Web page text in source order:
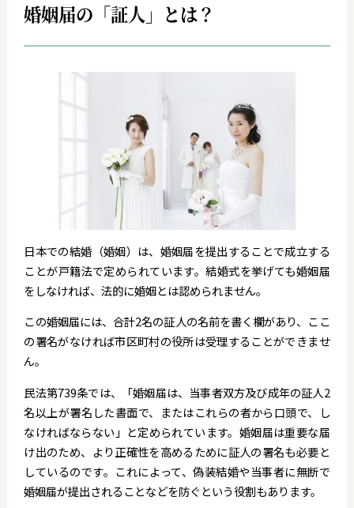
婚姻届の「証人」とは？
日本での結婚（婚姻）は、婚姻届を提出することで成立する
ことが戸籍法で定められています。結婚式を挙げても婚姻届
をしなければ、法的に婚姻とは認められません。
この婚姻届には、合計2名の証人の名前を書く欄があり、ここ
の署名がなければ市区町村の役所は受理することができませ
ん。
民法第739条では、「婚姻届は、当事者双方及び成年の証人2
名以上が署名した書面で、またはこれらの者から口頭で、し
なければならない」と定められています。婚姻届は重要な届
け出のため、より正確性を高めるために証人の署名も必要と
しているのです。これによって、偽装結婚や当事者に無断で
婚姻届が提出されることなどを防ぐという役割もあります。